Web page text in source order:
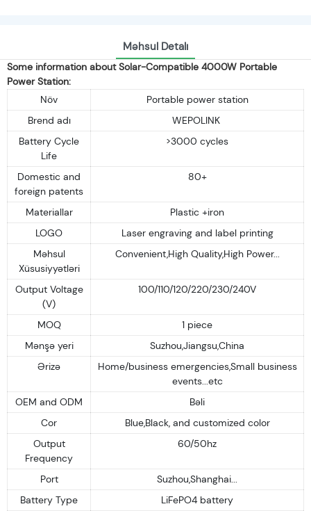
Məhsul Detalı
Some information about Solar-Compatible 4000W Portable
Power Station:
Növ
Portable power station
Brend adı
WEPOLINK
Battery Cycle
Life
>3000 cycles
Domestic and
foreign patents
80+
Materiallar
Plastic +iron
LOGO
Laser engraving and label printing
Məhsul
Xüsusiyyətləri
Convenient,High Quality,High Power...
Output Voltage
(V)
100/110/120/220/230/240V
MOQ
1 piece
Mənşə yeri
Suzhou,Jiangsu,China
Ərizə
Home/business emergencies,Small business
events...etc
OEM and ODM
Bəli
Cor
Blue,Black, and customized color
Output
Frequency
60/50hz
Port
Suzhou,Shanghai...
Battery Type
LiFePO4 battery